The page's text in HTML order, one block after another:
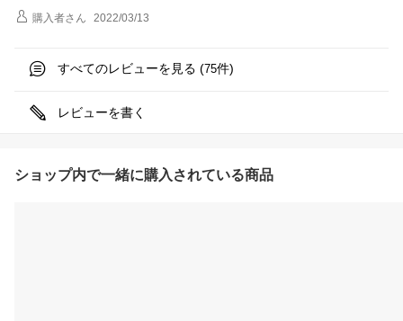
購入者さん 2022/03/13
すべてのレビューを見る (75件)
レビューを書く
ショップ内で一緒に購入されている商品